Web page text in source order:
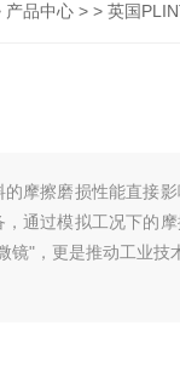
产品中心 > > 英国
摩擦磨损性能直接
通过模拟工况下的
"，更是推动工业技